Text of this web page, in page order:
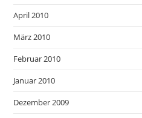
April 2010
März 2010
Februar 2010
Januar 2010
Dezember 2009